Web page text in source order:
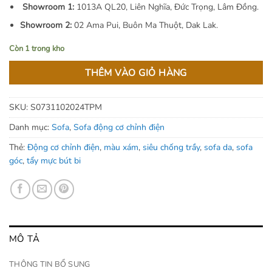
Showroom 1: 1013A QL20, Liên Nghĩa, Đức Trọng, Lâm Đồng.
Showroom 2: 02 Ama Pui, Buôn Ma Thuột, Dak Lak.
Còn 1 trong kho
THÊM VÀO GIỎ HÀNG
SKU: S0731102024TPM
Danh mục: Sofa, Sofa động cơ chỉnh điện
Thẻ: Động cơ chỉnh điện, màu xám, siêu chống trầy, sofa da, sofa
góc, tẩy mực bút bi
MÔ TẢ
THÔNG TIN BỔ SUNG